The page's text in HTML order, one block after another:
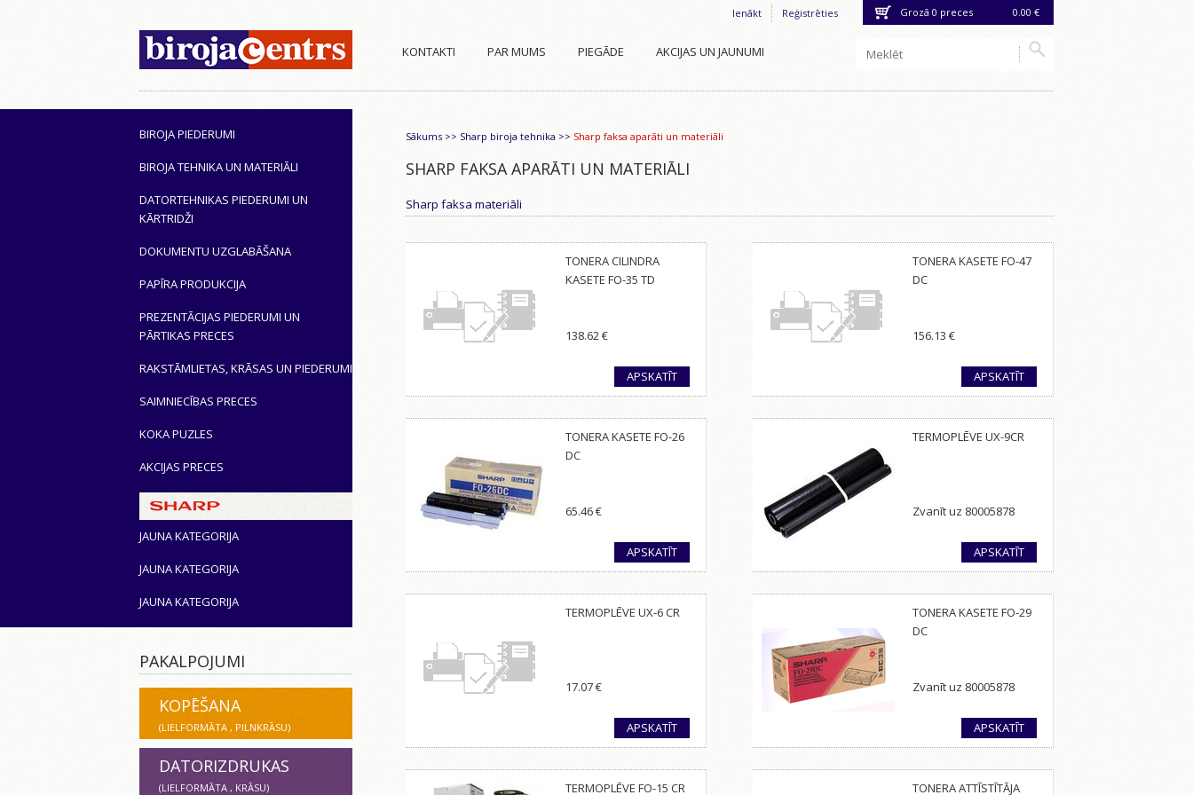
Grozā 0 preces 0.00 €
Ienākt Reģistrēties
KONTAKTI PAR MUMS PIEGĀDE AKCIJAS UN JAUNUMI
BIROJA PIEDERUMI
BIROJA TEHNIKA UN MATERIĀLI
DATORTEHNIKAS PIEDERUMI UN
KĀRTRIDŽI
DOKUMENTU UZGLABĀŠANA
PAPĪRA PRODUKCIJA
PREZENTĀCIJAS PIEDERUMI UN
PĀRTIKAS PRECES
RAKSTĀMLIETAS, KRĀSAS UN PIEDERUMI
SAIMNIECĪBAS PRECES
KOKA PUZLES
AKCIJAS PRECES
JAUNA KATEGORIJA
JAUNA KATEGORIJA
JAUNA KATEGORIJA
Sākums >> Sharp biroja tehnika >> Sharp faksa aparāti un materiāli
SHARP FAKSA APARĀTI UN MATERIĀLI
Sharp faksa materiāli
TONERA CILINDRA
KASETE FO-35 TD
138.62€
APSKATĪT
TONERA KASETE FO-47
DC
156.13 €
APSKATĪT
TONERA KASETE FO-26
DC
65.46€
APSKATĪT
TERMOPLĒVE UX-9CR
Zvanīt uz 80005878
APSKATĪT
TERMOPLĒVE UX-6 CR
17.07€
APSKATĪT
TONERA KASETE FO-29
DC
Zvanīt uz 80005878
APSKATĪT
TERMOPLĒVE FO-15 CR TONERA ATTĪSTĪTĀJA
PAKALPOJUMI
KOPĒŠANA
(LIELFORMĀTA , PILNKRĀSU)
DATORIZDRUKAS
(LIELFORMĀTA , KRĀSU)